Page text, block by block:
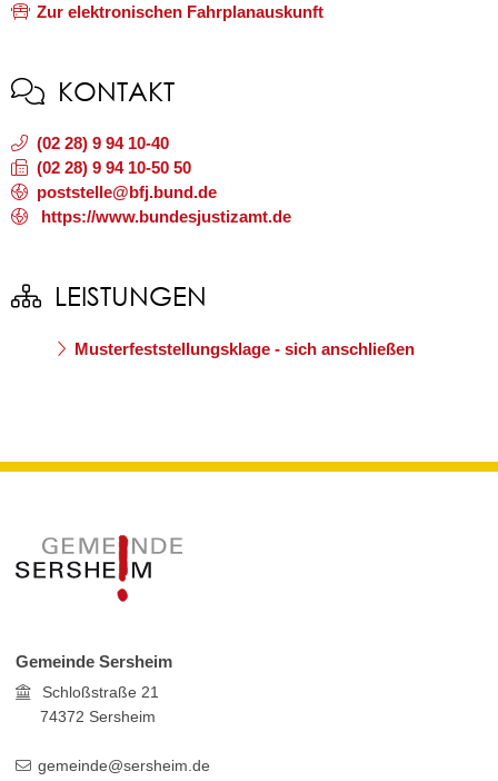
Zur elektronischen Fahrplanauskunft
KONTAKT
(02 28) 9 94 10-40
(02 28) 9 94 10-50 50
poststelle@bfj.bund.de
https://www.bundesjustizamt.de
LEISTUNGEN
Musterfeststellungsklage - sich anschließen
Gemeinde Sersheim
Schloßstraße 21
74372 Sersheim
gemeinde@sersheim.de